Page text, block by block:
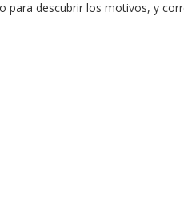
para descubrir los motivos, y